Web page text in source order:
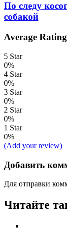
По следу
собакой
Average Rating
5 Star
0%
4 Star
0%
3 Star
0%
2 Star
0%
1 Star
0%
(Add your review)
Добавить
Для отправки
Читайте